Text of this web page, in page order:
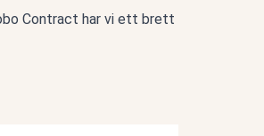
Contract har vi ett brett